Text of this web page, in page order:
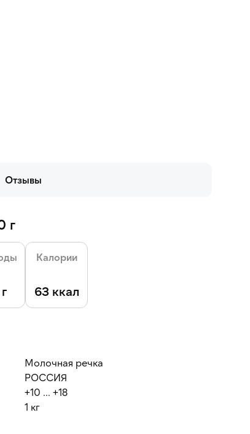
Отзывы
г
Калории
63 ккал
Молочная речка
РОССИЯ
+10 ... +18
1 кг